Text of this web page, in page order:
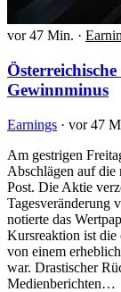
vor 47 Min. ·
Gewinnminus
Earnings · vor 47
Am gestrigen
Abschlägen auf die
Post. Die Aktie
Tagesveränderung
notierte das
Kursreaktion ist
von einem
war. Drastischer
Medienberichten…